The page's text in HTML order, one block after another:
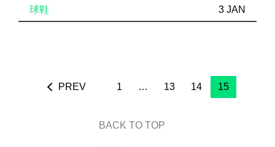
球鞋 3 JAN
PREV 1 … 13 14 15
BACK TO TOP